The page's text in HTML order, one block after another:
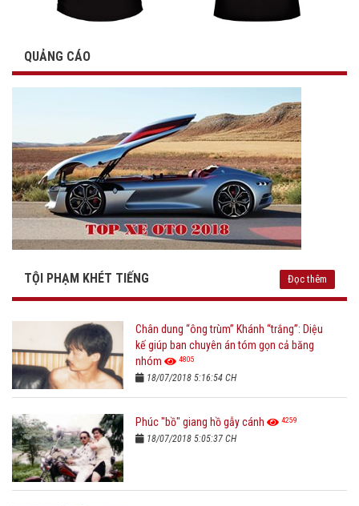
QUẢNG CÁO
TỘI PHẠM KHÉT TIẾNG Đọc thêm
Chân dung “ông trùm” Khánh “trắng”: Diệu
kế giúp ban chuyên án tóm gọn cả băng
nhóm
4805
18/07/2018 5:16:54 CH
Phúc "bồ" giang hồ gẫy cánh 4259
18/07/2018 5:05:37 CH